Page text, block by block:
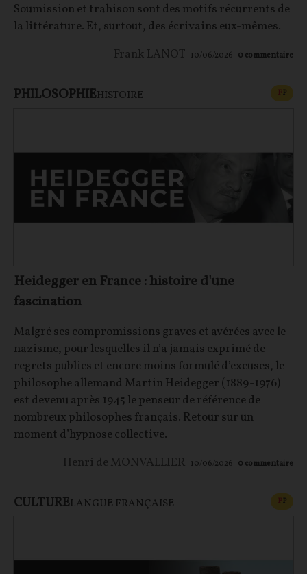
Soumission et trahison sont des motifs récurrents de
la littérature. Et, surtout, des écrivains eux-mêmes.
Frank LANOT 10/06/2026 0 commentaire
PHILOSOPHIEHISTOIRE FP
Heidegger en France : histoire d'une
fascination
Malgré ses compromissions graves et avérées avec le
nazisme, pour lesquelles il n’a jamais exprimé de
regrets publics et encore moins formulé d’excuses, le
philosophe allemand Martin Heidegger (1889-1976)
est devenu après 1945 le penseur de référence de
nombreux philosophes français. Retour sur un
moment d’hypnose collective.
Henri de MONVALLIER 10/06/2026 0 commentaire
CULTURELANGUE FRANÇAISE FP